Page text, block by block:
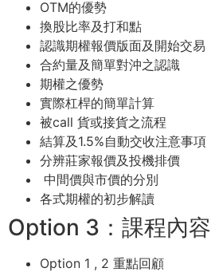
OTM的優勢
換股比率及打和點
認識期權報價版面及開始交易
合約量及簡單對沖之認識
期權之優勢
實際杠桿的簡單計算
被call 貨或接貨之流程
結算及1.5%自動交收注意事項
分辨莊家報價及投機排價
中間價與市價的分別
各式期權的初步解讀
Option 3：課程內容
Option 1 , 2 重點回顧